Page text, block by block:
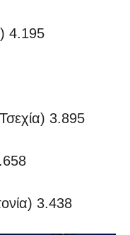
4.195
3.895
3.438